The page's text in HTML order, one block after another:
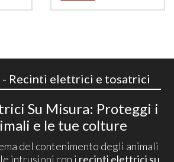
- Recinti elettrici e tosatrici
Su Misura: Proteggi i
e le tue colture
del contenimento degli animali
intrusioni con i recinti elettrici su